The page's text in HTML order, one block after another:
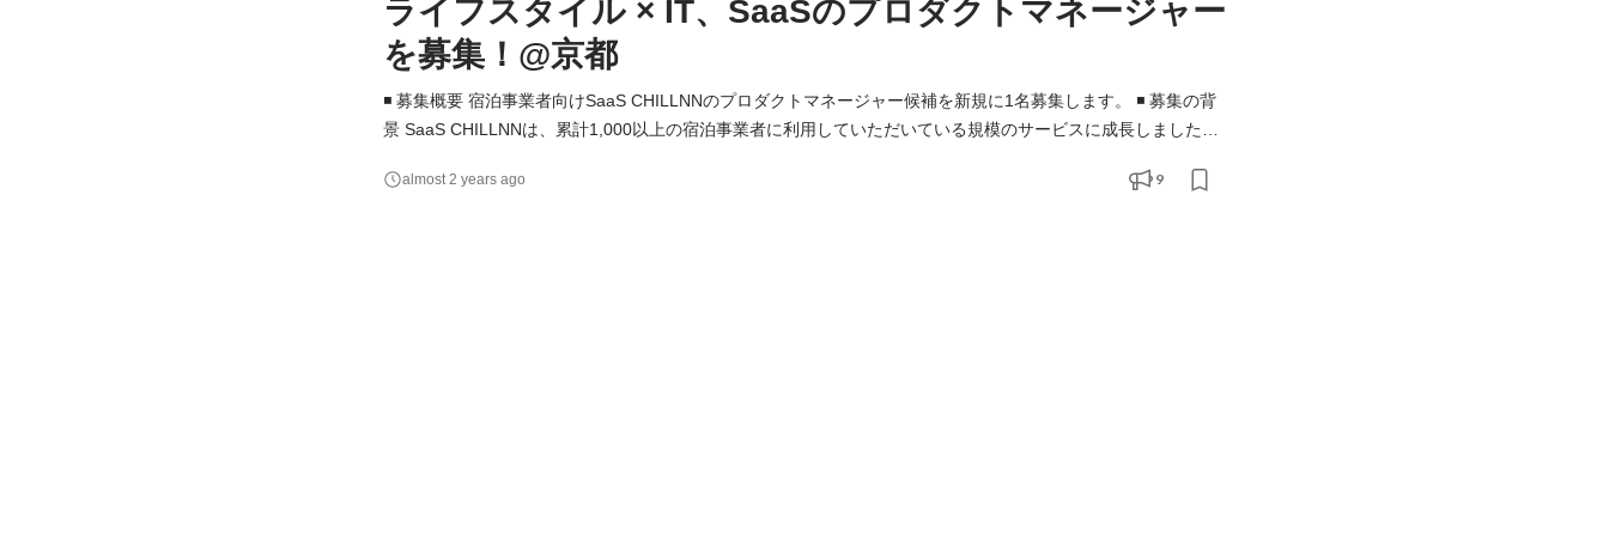
ライフスタイル × IT、SaaSのプロダクトマネージャー
を募集！@京都
◾️ 募集概要 宿泊事業者向けSaaS CHILLNNのプロダクトマネージャー候補を新規に1名募集します。 ◾️ 募集の背
景 SaaS CHILLNNは、累計1,000以上の宿泊事業者に利用していただいている規模のサービスに成長しました。
トの改善を通して、ご利用いただいている施設様にとってより高付加価値なプロダクトにできるようプロダクト
almost 2 years ago 9